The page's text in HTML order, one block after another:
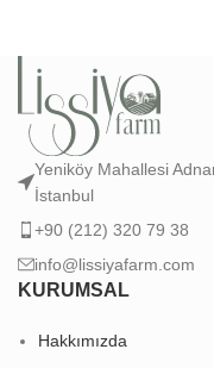
Yeniköy Mahallesi
İstanbul
+90 (212) 320 79 38
info@lissiyafarm.com
KURUMSAL
Hakkımızda